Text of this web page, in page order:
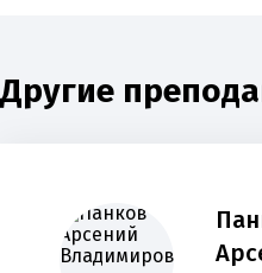
Другие